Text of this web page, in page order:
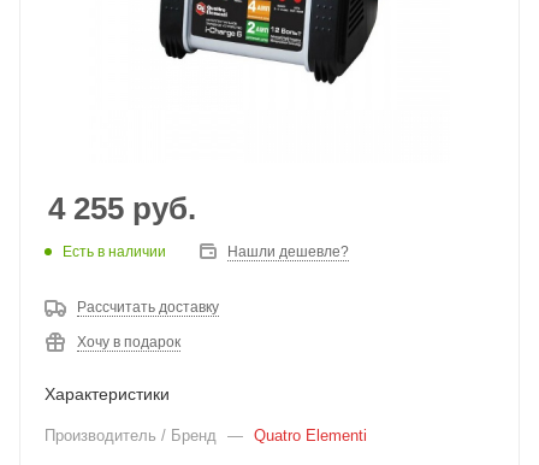
4 255 руб.
Есть в наличии Нашли дешевле?
Рассчитать доставку
Хочу в подарок
Характеристики
Производитель / Бренд — Quatro Elementi